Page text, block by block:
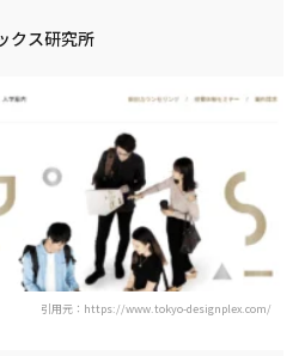
クス研究所
引用元：https://www.tokyo-designplex.com/